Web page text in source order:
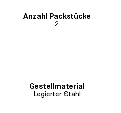
Anzahl Packstücke
2
Gestellmaterial
Legierter Stahl